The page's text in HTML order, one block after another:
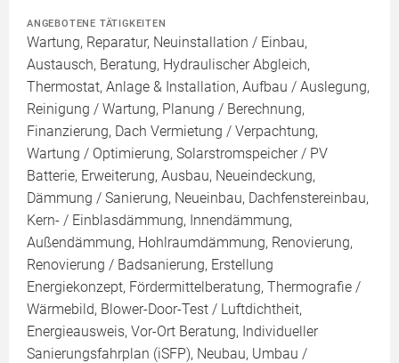
ANGEBOTENE TÄTIGKEITEN
Wartung, Reparatur, Neuinstallation / Einbau,
Austausch, Beratung, Hydraulischer Abgleich,
Thermostat, Anlage & Installation, Aufbau / Auslegung,
Reinigung / Wartung, Planung / Berechnung,
Finanzierung, Dach Vermietung / Verpachtung,
Wartung / Optimierung, Solarstromspeicher / PV
Batterie, Erweiterung, Ausbau, Neueindeckung,
Dämmung / Sanierung, Neueinbau, Dachfenstereinbau,
Kern- / Einblasdämmung, Innendämmung,
Außendämmung, Hohlraumdämmung, Renovierung,
Renovierung / Badsanierung, Erstellung
Energiekonzept, Fördermittelberatung, Thermografie /
Wärmebild, Blower-Door-Test / Luftdichtheit,
Energieausweis, Vor-Ort Beratung, Individueller
Sanierungsfahrplan (iSFP), Neubau, Umbau /